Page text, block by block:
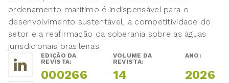
ordenamento marítimo é indispensável para o
desenvolvimento sustentável, a competitividade do
setor e a reafirmação da soberania sobre as águas
jurisdicionais brasileiras.
EDIÇÃO DA
REVISTA:
000266
VOLUME DA
REVISTA:
14
ANO:
2026